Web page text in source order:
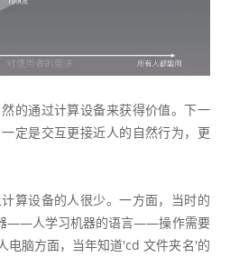
的通过计算设备来获得价值。下一
定是交互更接近人的自然行为，更
算设备的人很少。一方面，当时的
器——人学习机器的语言——操作需要
电脑方面，当年知道'cd 文件夹名'的